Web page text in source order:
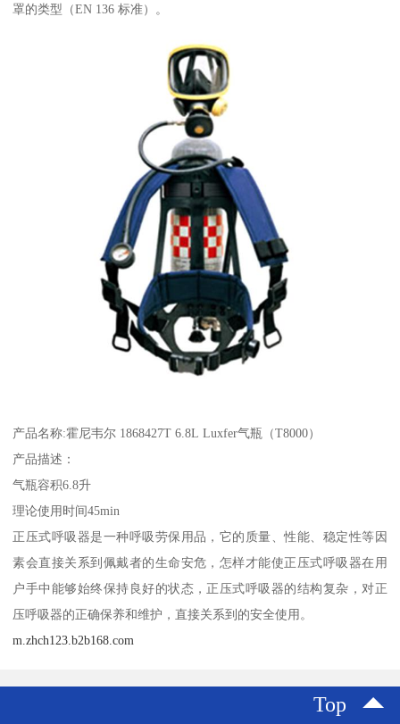
罩的类型（EN 136 标准）。
产品名称:霍尼韦尔 1868427T 6.8L Luxfer气瓶（T8000）
产品描述：
气瓶容积6.8升
理论使用时间45min
正压式呼吸器是一种呼吸劳保用品，它的质量、性能、稳定性等因
素会直接关系到佩戴者的生命安危，怎样才能使正压式呼吸器在用
户手中能够始终保持良好的状态，正压式呼吸器的结构复杂，对正
压呼吸器的正确保养和维护，直接关系到的安全使用。
m.zhch123.b2b168.com
Top